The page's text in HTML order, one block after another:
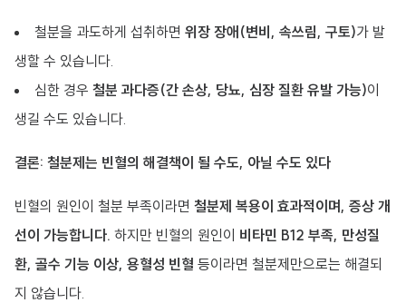
철분을 과도하게 섭취하면 위장 장애(변비, 속쓰림, 구토)가 발
생할 수 있습니다.
심한 경우 철분 과다증(간 손상, 당뇨, 심장 질환 유발 가능)이
생길 수도 있습니다.
결론: 철분제는 빈혈의 해결책이 될 수도, 아닐 수도 있다
빈혈의 원인이 철분 부족이라면 철분제 복용이 효과적이며, 증상 개
선이 가능합니다. 하지만 빈혈의 원인이 비타민 B12 부족, 만성질
환, 골수 기능 이상, 용혈성 빈혈 등이라면 철분제만으로는 해결되
지 않습니다.